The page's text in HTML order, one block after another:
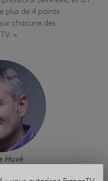
plus de 4 points
chacune des
»
Huvé